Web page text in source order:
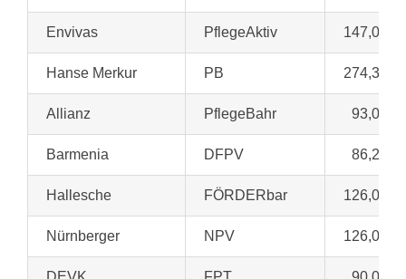
Envivas PflegeAktiv 147,00 €
Hanse Merkur PB 274,39 €
Allianz PflegeBahr 93,00 €
Barmenia DFPV 86,21 €
Hallesche FÖRDERbar 126,00 €
Nürnberger NPV 126,00 €